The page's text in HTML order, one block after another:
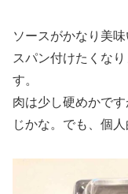
ソースがかなり美
スパン付けたくな
す。
肉は少し硬めかで
じかな。でも、個